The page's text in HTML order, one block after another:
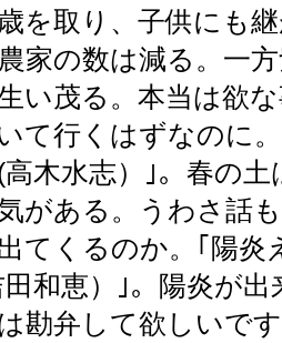
を取り、子供にも
家の数は減る。一
い茂る。本当は欲
て行くはずなのに
木水志）｣。春の
がある。うわさ話
てくるのか。｢陽炎
和恵）｣。陽炎が
勘弁して欲しいで